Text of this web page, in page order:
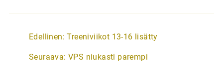
A
t
Edellinen: Treeniviikot 13-16 lisätty
Seuraava: VPS niukasti parempi